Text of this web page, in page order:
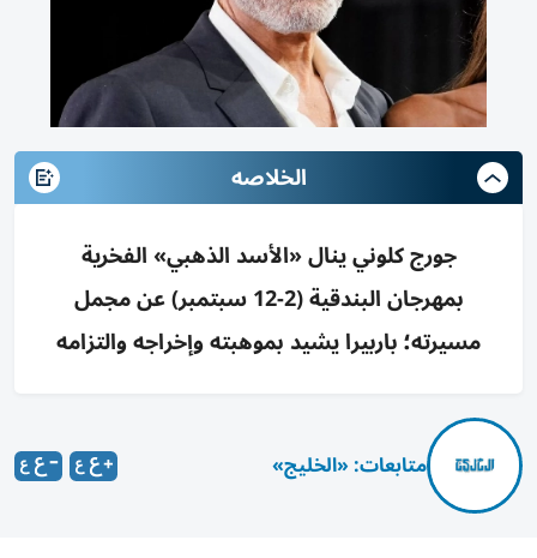
الخلاصه
جورج كلوني ينال «الأسد الذهبي» الفخرية
بمهرجان البندقية (2-12 سبتمبر) عن مجمل
مسيرته؛ باربيرا يشيد بموهبته وإخراجه والتزامه
متابعات: «الخليج»